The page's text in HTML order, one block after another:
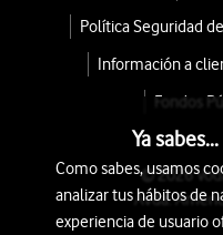
Política Seguridad
Información a
Fondos
© 2026
Avda.
Ya
Como sabes, usamos
analizar tus hábitos de
experiencia de usuario